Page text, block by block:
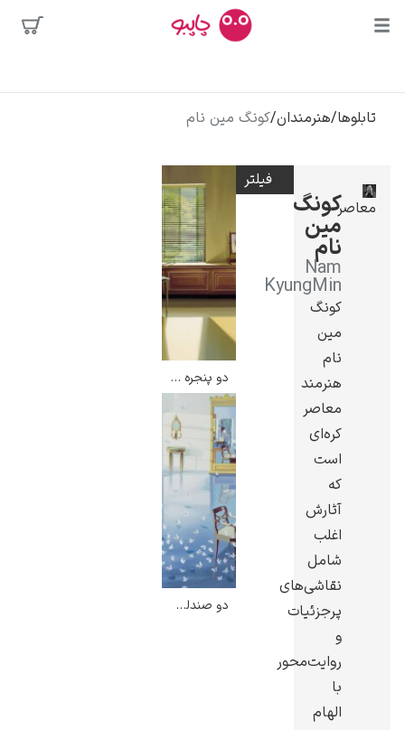
جستجوها
پیکاسو
سالوادور دالی
فریدا کالوا
محبوب‌ترین
هنرمندان
ونسان ون گوگ
گوستاو کلیمت
ادوارد مونک
تابلوها/هنرمندان/کونگ مین نام
معاصرکونگ
مین
نام
Nam
KyungMin
کونگ
مین
نام
هنرمند
معاصر
کره‌ای
است
که
آثارش
اغلب
شامل
نقاشی‌های
پرجزئیات
و
روایت‌محور
با
الهام
فیلتر
دو پنجره – کونگ مین نام
دو صندلی، دیدار ولاسکز و نام – کونگ مین نام